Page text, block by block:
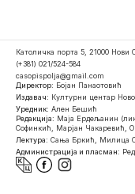
Католичка порта 5, 21000 Нови
(+381) 021/524-584
casopispolja@gmail.com
Директор: Бојан Панаотовић
Издавач: Културни центар
Уредник: Ален Бешић
Редакција: Маја Ердељанин
Софинкић, Марјан Чакаревић,
Лектура: Сања Бркић, Милица
Администрација и пласман: